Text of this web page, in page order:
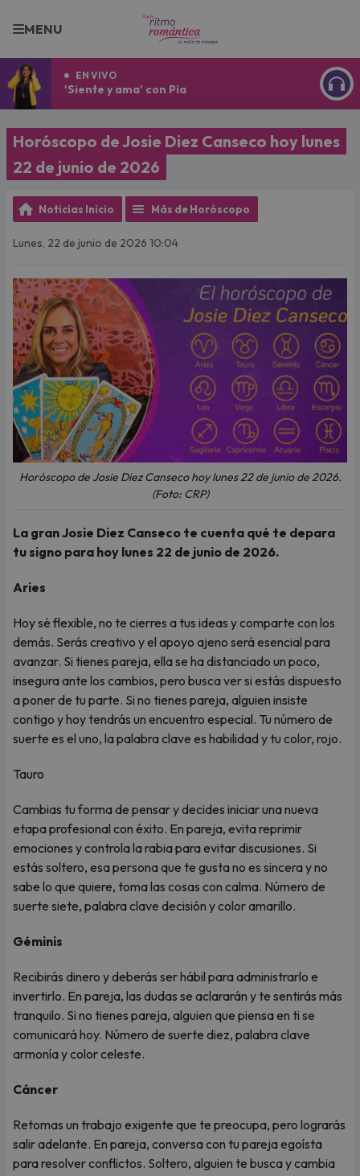
MENU
EN VIVO
'Siente y ama' con Pia
Horóscopo de Josie Diez Canseco hoy lunes
22 de junio de 2026
Noticias Inicio Más de Horóscopo
Lunes, 22 de junio de 2026 10:04
Horóscopo de Josie Diez Canseco hoy lunes 22 de junio de 2026.
(Foto: CRP)
La gran Josie Diez Canseco te cuenta qué te depara
tu signo para hoy lunes 22 de junio de 2026.
Aries
Hoy sé flexible, no te cierres a tus ideas y comparte con los
demás. Serás creativo y el apoyo ajeno será esencial para
avanzar. Si tienes pareja, ella se ha distanciado un poco,
insegura ante los cambios, pero busca ver si estás dispuesto
a poner de tu parte. Si no tienes pareja, alguien insiste
contigo y hoy tendrás un encuentro especial. Tu número de
suerte es el uno, la palabra clave es habilidad y tu color, rojo.
Tauro
Cambias tu forma de pensar y decides iniciar una nueva
etapa profesional con éxito. En pareja, evita reprimir
emociones y controla la rabia para evitar discusiones. Si
estás soltero, esa persona que te gusta no es sincera y no
sabe lo que quiere, toma las cosas con calma. Número de
suerte siete, palabra clave decisión y color amarillo.
Géminis
Recibirás dinero y deberás ser hábil para administrarlo e
invertirlo. En pareja, las dudas se aclararán y te sentirás más
tranquilo. Si no tienes pareja, alguien que piensa en ti se
comunicará hoy. Número de suerte diez, palabra clave
armonía y color celeste.
Cáncer
Retomas un trabajo exigente que te preocupa, pero lograrás
salir adelante. En pareja, conversa con tu pareja egoísta
para resolver conflictos. Soltero, alguien te busca y cambia